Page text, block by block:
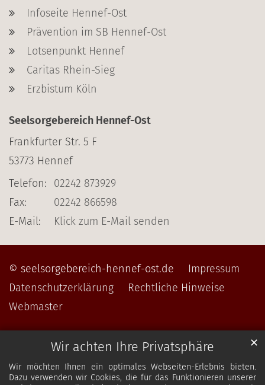
Wir achten Ihre Privatsphäre
Wir möchten Ihnen ein optimales Webseiten-Erlebnis bieten.
Dazu verwenden wir Cookies, die für das Funktionieren unserer
✕
Infoseite Hennef-Ost
Prävention im SB Hennef-Ost
Lotsenpunkt Hennef
Caritas Rhein-Sieg
Erzbistum Köln
Seelsorgebereich Hennef-Ost
Frankfurter Str. 5 F
53773 Hennef
Telefon:
02242 873929
Fax:
02242 866598
E-Mail:
Klick zum E-Mail senden
© seelsorgebereich-hennef-ost.de
Impressum
Datenschutzerklärung
Rechtliche Hinweise
Webmaster